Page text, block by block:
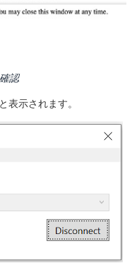
認
表示されます。